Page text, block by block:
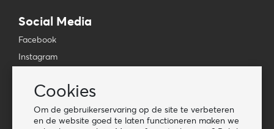
Cookies
Om de gebruikerservaring op de site te verbeteren
en de website goed te laten functioneren maken we
Social Media
Facebook
Instagram
TikTok
Tools